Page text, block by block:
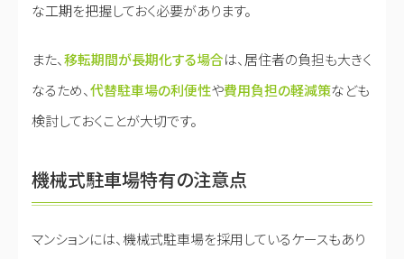
な工期を把握しておく必要があります。
また、移転期間が長期化する場合は、居住者の負担も大きく
なるため、代替駐車場の利便性や費用負担の軽減策なども
検討しておくことが大切です。
機械式駐車場特有の注意点
マンションには、機械式駐車場を採用しているケースもあり